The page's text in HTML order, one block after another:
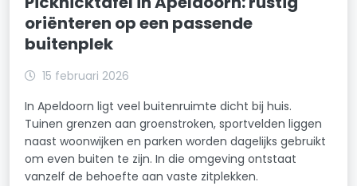
oriënteren op een passende
buitenplek
15 februari 2026
In Apeldoorn ligt veel buitenruimte dicht bij huis.
Tuinen grenzen aan groenstroken, sportvelden liggen
naast woonwijken en parken worden dagelijks gebruikt
om even buiten te zijn. In die omgeving ontstaat
vanzelf de behoefte aan vaste zitplekken.